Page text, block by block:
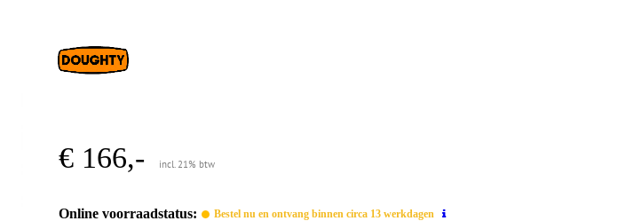
€ 166,- incl. 21% btw
Online voorraadstatus: Bestel nu en ontvang binnen circa 13 werkdagen